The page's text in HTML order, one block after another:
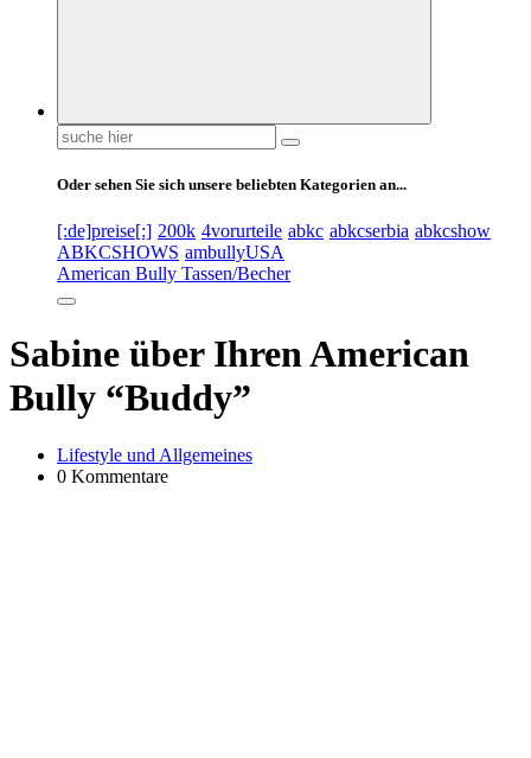
Suchen
nach:
Oder sehen Sie sich unsere beliebten Kategorien an...
[:de]preise[:] 200k 4vorurteile abkc abkcserbia abkcshow
ABKCSHOWS ambullyUSA
American Bully Tassen/Becher
Sabine über Ihren American
Bully “Buddy”
Lifestyle und Allgemeines
0 Kommentare